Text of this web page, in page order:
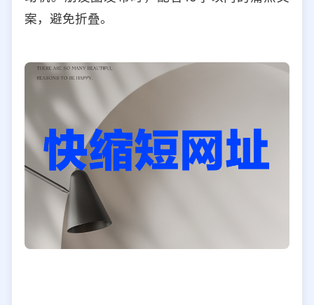
案，避免折叠。